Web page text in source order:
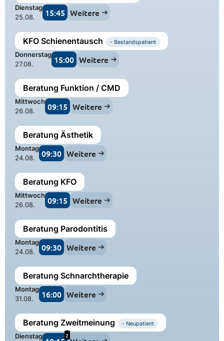
Dienstag
25.08.
15:45 Weitere
KFO Schienentausch - Bestandspatient
Donnerstag
27.08.
15:00 Weitere
Beratung Funktion / CMD
Mittwoch
26.08.
09:15 Weitere
Beratung Ästhetik
Montag
24.08.
09:30 Weitere
Beratung KFO
Mittwoch
26.08.
09:15 Weitere
Beratung Parodontitis
Montag
24.08.
09:30 Weitere
Beratung Schnarchtherapie
Montag
31.08.
16:00 Weitere
Beratung Zweitmeinung - Neupatient
Dienstag 2